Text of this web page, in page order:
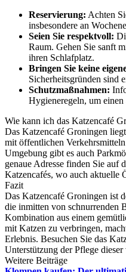
Reservierung: Achten
insbesondere an
Seien Sie respektvoll:
Raum. Gehen Sie sanft
ihren Schlafplatz.
Bringen Sie keine
Sicherheitsgründen sind
Schutzmaßnahmen:
Hygieneregeln, um einen
Wie kann ich das Katzencafé
Das Katzencafé Groningen
mit öffentlichen
Umgebung gibt es auch
genaue Adresse finden Sie auf
Katzencafés, wo auch aktuelle
Fazit
Das Katzencafé Groningen ist
die inmitten von schnurrenden
Kombination aus einem
mit Katzen zu verbringen,
Erlebnis. Besuchen Sie das
Unterstützung der Pflege
Weitere Beiträge